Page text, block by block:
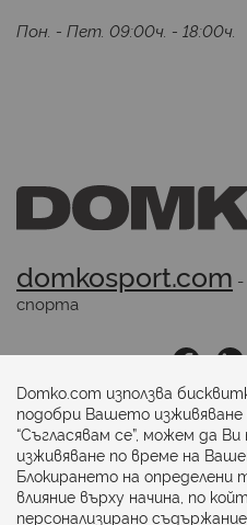
Пон. - Пет. 09:00ч. - 18:00ч.
domkosport.com
спорта
Последвайте ни:
Начини на плащане:
Domko.com използва
подобри Вашето
“Съгласявам се”, можем да
изживяване по време на
Блокирането на
влияние върху начина, по
персонализирано